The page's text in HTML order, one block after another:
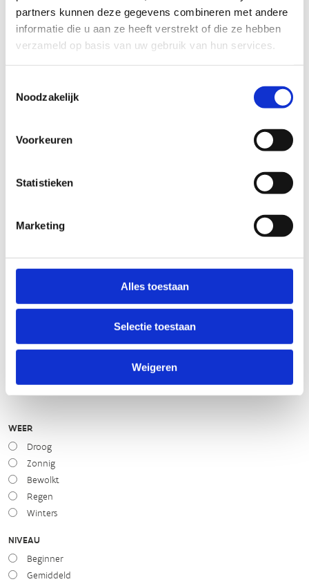
partners kunnen deze gegevens combineren met andere
informatie die u aan ze heeft verstrekt of die ze hebben
verzameld op basis van uw gebruik van hun services.
Noodzakelijk
Voorkeuren
Statistieken
Marketing
Alles toestaan
Selectie toestaan
Weigeren
slecht goed
TECHNISCHE MOEILIJKHEIDSGRAAD
makkelijk
BEWEGWIJZERING
slecht goed
Routemeldpunt
slecht goed
WEER
Droog
Zonnig
Bewolkt
Regen
Winters
NIVEAU
Beginner
Gemiddeld